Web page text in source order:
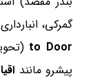
گمرکی،
to Door
پیشرو مانند